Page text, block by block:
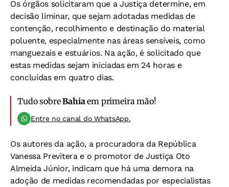
Os órgãos solicitaram que a Justiça determine, em
decisão liminar, que sejam adotadas medidas de
contenção, recolhimento e destinação do material
poluente, especialmente nas áreas sensíveis, como
manguezais e estuários. Na ação, é solicitado que
estas medidas sejam iniciadas em 24 horas e
concluídas em quatro dias.
Tudo sobreBahia em primeira mão!
Entre no canal do WhatsApp.
Os autores da ação, a procuradora da República
Vanessa Previtera e o promotor de Justiça Oto
Almeida Júnior, indicam que há uma demora na
adoção de medidas recomendadas por especialistas